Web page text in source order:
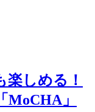
しめる！
」